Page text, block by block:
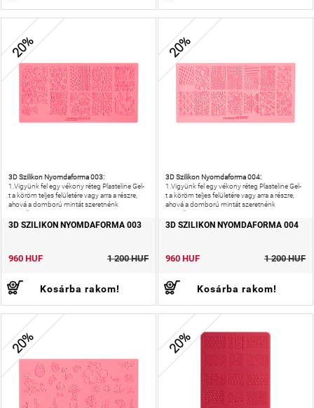
20%
3D Szilikon Nyomdaforma 003:
1.Vigyünk fel egy vékony réteg Plasteline Gel-
t a köröm teljes felületére vagy arra a részre,
ahová a domború mintát szeretnénk
megalkotni.2.
3D SZILIKON NYOMDAFORMA 003
960 HUF 1 200 HUF
Kosárba rakom!
20%
3D Szilikon Nyomdaforma 004:
1.Vigyünk fel egy vékony réteg Plasteline Gel-
t a köröm teljes felületére vagy arra a részre,
ahová a domború mintát szeretnénk
megalkotni.2.
3D SZILIKON NYOMDAFORMA 004
960 HUF 1 200 HUF
Kosárba rakom!
20% 20%